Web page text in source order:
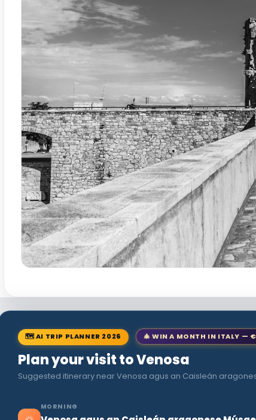
🗺 AI TRIP PLANNER 2026 🎄 WIN A MONTH IN ITALY —
Plan your visit to Venosa
Suggested itinerary near Venosa agus an Caisleán
MORNING